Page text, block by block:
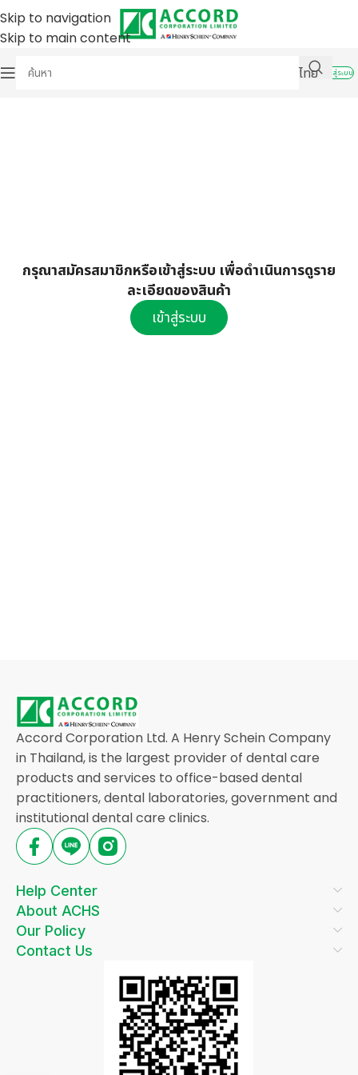
Skip to navigation
Skip to main content
ไทย
เข้าสู่ระบบ
กรุณาสมัครสมาชิกหรือเข้าสู่ระบบ เพื่อดำเนินการดูราย
ละเอียดของสินค้า
เข้าสู่ระบบ
Accord Corporation Ltd. A Henry Schein Company
in Thailand, is the largest provider of dental care
products and services to office-based dental
practitioners, dental laboratories, government and
institutional dental care clinics.
Help Center
About ACHS
Our Policy
Contact Us